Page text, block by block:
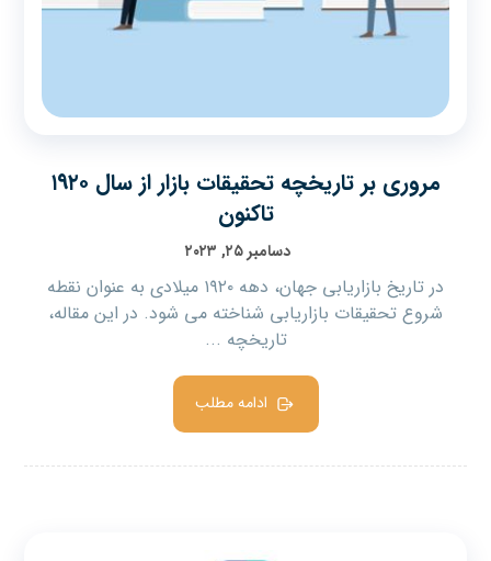
مروری بر تاریخچه تحقیقات بازار از سال ۱۹۲۰
تاکنون
دسامبر ۲۵, ۲۰۲۳
در تاریخ بازاریابی جهان، دهه ۱۹۲۰ میلادی به عنوان نقطه
شروع تحقیقات بازاریابی شناخته می شود. در این مقاله،
تاریخچه ...
ادامه مطلب